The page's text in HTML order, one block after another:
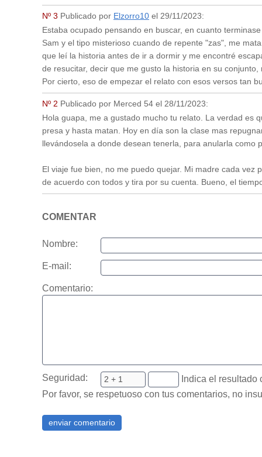
Nº 3 Publicado por Elzorro10 el 29/11/2023:
Estaba ocupado pensando en buscar, en cuanto
Sam y el tipo misterioso cuando de repente "zas", me
que leí la historia antes de ir a dormir y me encontré
de resucitar, decir que me gusto la historia en su
Por cierto, eso de empezar el relato con esos versos tan
Nº 2 Publicado por Merced 54 el 28/11/2023:
Hola guapa, me a gustado mucho tu relato. La verdad es
presa y hasta matan. Hoy en día son la clase mas
llevándosela a donde desean tenerla, para anularla como
El viaje fue bien, no me puedo quejar. Mi madre cada
de acuerdo con todos y tira por su cuenta. Bueno, el
COMENTAR
Nombre:
E-mail:
Comentario:
Seguridad:
Indica el resultado
Por favor, se respetuoso con tus comentarios, no